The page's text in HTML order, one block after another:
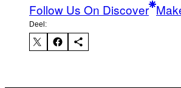
Follow Us On Discover
Deel: